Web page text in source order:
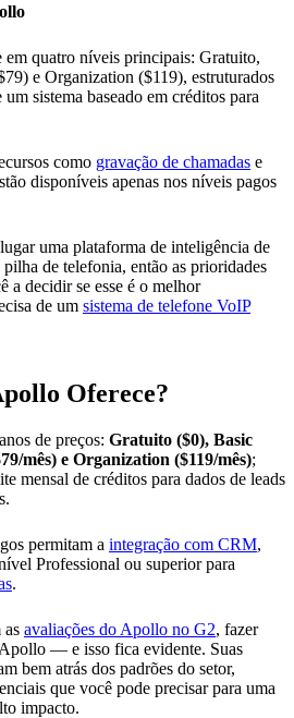
quatro níveis principais: Gratuito,
e Organization ($119), estruturados
sistema baseado em créditos para
como gravação de chamadas e
disponíveis apenas nos níveis pagos
uma plataforma de inteligência de
de telefonia, então as prioridades
a decidir se esse é o melhor
de um sistema de telefone VoIP
Oferece?
de preços: Gratuito ($0), Basic
mês) e Organization ($119/mês);
mensal de créditos para dados de leads
permitam a integração com CRM,
Professional ou superior para
.
as avaliações do Apollo no G2, fazer
— e isso fica evidente. Suas
bem atrás dos padrões do setor,
que você pode precisar para uma
impacto.